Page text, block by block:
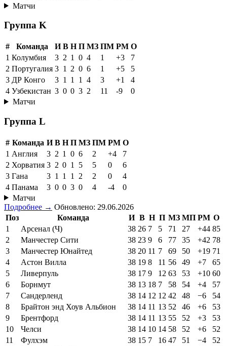
Матчи
Группа K
# Команда И В Н П МЗ ПМ РМ О
1 Колумбия 3 2 1 0 4 1 +3
7
2 Португалия 3 1 2 0 6 1 +5
5
3 ДР Конго 3 1 1 1 4 3 +1
4
4 Узбекистан 3 0 0 3 2 11 -9
0
Матчи
Группа L
# Команда И В Н П МЗ ПМ РМ О
1 Англия 3 2 1 0 6 2 +4
7
2 Хорватия 3 2 0 1 5 5 0
6
3 Гана 3 1 1 1 2 2 0
4
4 Панама 3 0 0 3 0 4 -4
0
Матчи
Подробнее → Обновлено: 29.06.2026
Поз
Команда И В Н П МЗ МП РМ О
1
Арсенал (Ч) 38 26 7 5 71 27 +44 85
2
Манчестер Сити 38 23 9 6 77 35 +42 78
3
Манчестер Юнайтед 38 20 11 7 69 50 +19 71
4
Астон Вилла 38 19 8 11 56 49 +7
65
5
Ливерпуль 38 17 9 12 63 53 +10 60
6
Борнмут 38 13 18 7 58 54 +4
57
7
Сандерленд 38 14 12 12 42 48 −6
54
8
Брайтон энд Хоув Альбион 38 14 11 13 52 46 +6
53
9
Брентфорд 38 14 11 13 55 52 +3
53
10
Челси 38 14 10 14 58 52 +6
52
11
Фулхэм 38 15 7 16 47 51 −4
52